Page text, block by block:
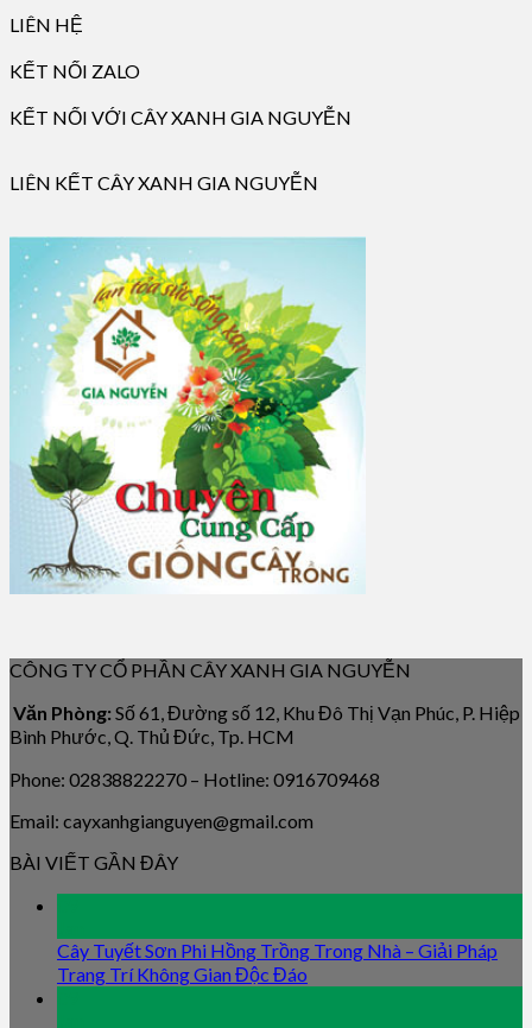
LIÊN HỆ
KẾT NỐI ZALO
KẾT NỐI VỚI CÂY XANH GIA NGUYỄN
LIÊN KẾT CÂY XANH GIA NGUYỄN
CÔNG TY CỔ PHẦN CÂY XANH GIA NGUYỄN
Văn Phòng: Số 61, Đường số 12, Khu Đô Thị Vạn Phúc, P. Hiệp
Bình Phước, Q. Thủ Đức, Tp. HCM
Phone: 02838822270 – Hotline: 0916709468
Email: cayxanhgianguyen@gmail.com
BÀI VIẾT GẦN ĐÂY
Cây Tuyết Sơn Phi Hồng Trồng Trong Nhà – Giải Pháp
Trang Trí Không Gian Độc Đáo